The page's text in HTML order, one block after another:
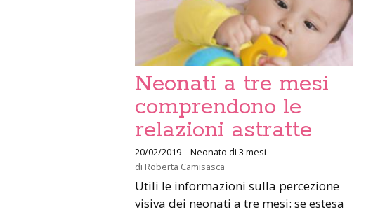
Neonati a tre mesi
comprendono le
relazioni astratte
20/02/2019
Neonato di 3 mesi
di Roberta Camisasca
Utili le informazioni sulla percezione
visiva dei neonati a tre mesi: se estesa